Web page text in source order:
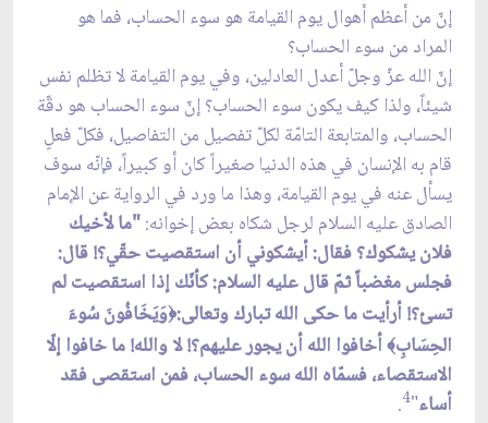
إنّ من أعظم أهوال يوم القيامة هو سوء الحساب، فما هو
المراد من سوء الحساب؟
إنّ الله عزّ وجلّ أعدل العادلين، وفي يوم القيامة لا تظلم نفس
شيئاً، ولذا كيف يكون سوء الحساب؟ إنّ سوء الحساب هو دقّة
الحساب، والمتابعة التامّة لكلّ تفصيل من التفاصيل، فكلّ فعلٍ
قام به الإنسان في هذه الدنيا صغيراً كان أو كبيراً، فإنّه سوف
يسأل عنه في يوم القيامة، وهذا ما ورد في الرواية عن الإمام
الصادق عليه السلام لرجل شكاه بعض إخوانه:"ما لأخيك
فلان يشكوك؟ فقال: أيشكوني أن استقصيت حقّي؟! قال:
فجلس مغضباً ثمّ قال عليه السلام: كأنّك إذا استقصيت لم
تسئ؟! أرأيت ما حكى الله تبارك وتعالى:﴿وَيَخَافُونَ سُوءَ
الحِسَابِ﴾أخافوا الله أن يجور عليهم؟! لا والله! ما خافوا إلّا
الاستقصاء، فسمّاه الله سوء الحساب، فمن استقصى فقد
أساء"
4
.